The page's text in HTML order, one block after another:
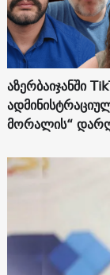
აზერბაიჯანში
მორალის“